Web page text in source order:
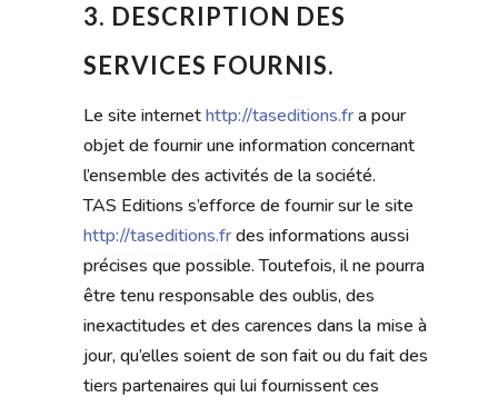
3. DESCRIPTION DES
SERVICES FOURNIS.
Le site internethttp://taseditions.fra pour
objet de fournir une information concernant
l’ensemble des activités de la société.
TAS Editions s’efforce de fournir sur le site
http://taseditions.frdes informations aussi
précises que possible. Toutefois, il ne pourra
être tenu responsable des oublis, des
inexactitudes et des carences dans la mise à
jour, qu’elles soient de son fait ou du fait des
tiers partenaires qui lui fournissent ces